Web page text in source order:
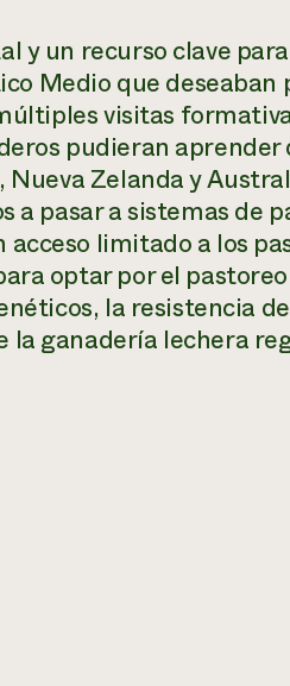
un recurso clave
Medio que deseaban
visitas
pudieran
Zelanda y
a pasar a sistemas de
limitado a los
optar por el
la resistencia
ganadería lechera